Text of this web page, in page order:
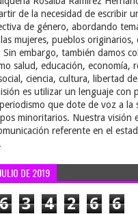
de la necesidad de escribir
de género, abordando
mujeres, pueblos originarios,
Sin embargo, también damos
salud, educación, economía,
ciencia, cultura, libertad
es utilizar un lenguaje con
que dote de voz a la
minoritarios. Nuestra visión
referente en el
DE 2019
6 3 4 2 6 6